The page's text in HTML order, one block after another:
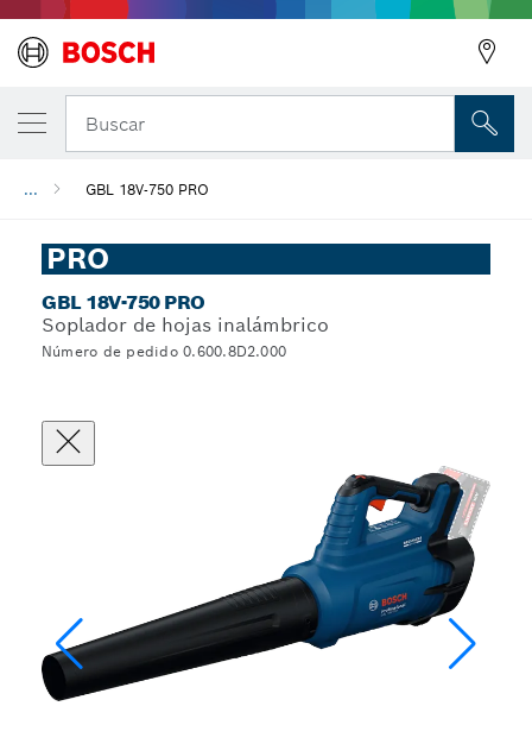
Buscar
... GBL 18V-750 PRO
PRO
GBL 18V-750 PRO
Soplador de hojas inalámbrico
Número de pedido 0.600.8D2.000